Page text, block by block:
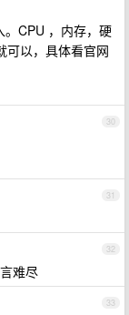
CPU ，内存，硬
可以，具体看官网
30
31
32
难尽
33